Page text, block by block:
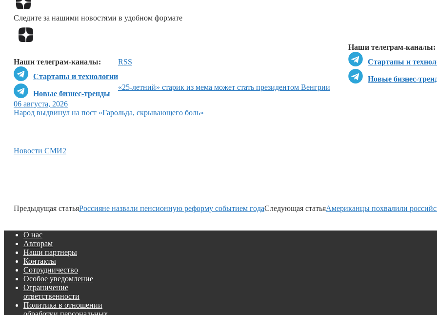
Следите за нашими новостями в удобном формате
Наши телеграм-каналы:
Стартапы и
Новые бизнес-
Наши телеграм-каналы:
Стартапы и технологии
Новые бизнес-тренды
RSS
«25-летний» старик из мема может стать президентом Венгрии
06 августа, 2026
Народ выдвинул на пост «Гарольда, скрывающего боль»
Новости СМИ2
Предыдущая статьяРоссияне назвали пенсионную реформу событием годаСледующая статьяАмериканцы похвалили
О нас
Авторам
Наши партнеры
Контакты
Сотрудничество
Особое уведомление
Ограничение
ответственности
Политика в отношении